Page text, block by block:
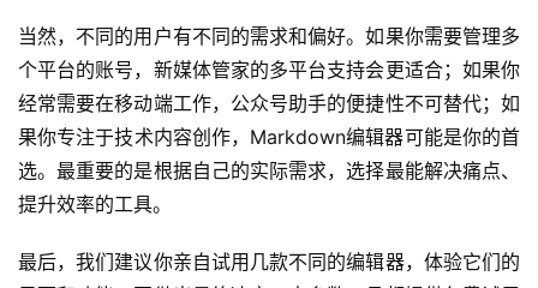
当然，不同的用户有不同的需求和偏好。如果你需要管理多
个平台的账号，新媒体管家的多平台支持会更适合；如果你
经常需要在移动端工作，公众号助手的便捷性不可替代；如
果你专注于技术内容创作，Markdown编辑器可能是你的首
选。最重要的是根据自己的实际需求，选择最能解决痛点、
提升效率的工具。
最后，我们建议你亲自试用几款不同的编辑器，体验它们的